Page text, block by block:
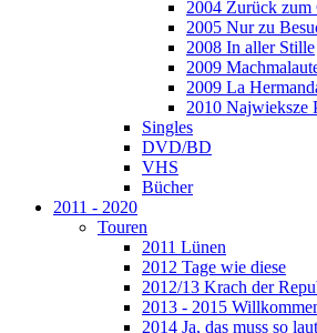
2004 Zurück zum
2005 Nur zu
2008 In aller Stille
2009
2009 La
2010 Najwieksze
Singles
DVD/BD
VHS
Bücher
2011 - 2020
Touren
2011 Lünen
2012 Tage wie diese
2012/13 Krach der
2013 - 2015
2014 Ja, das muss so laut